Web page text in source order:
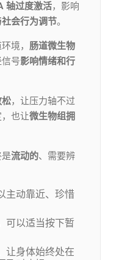
轴过度激活，影响
会行为调节。
境， 肠道微生物
号影响情绪和行
松，让压力轴不过
也让微生物组拥
流动的、需要辨
主动靠近、珍惜
可以适当按下暂
让身体始终处在